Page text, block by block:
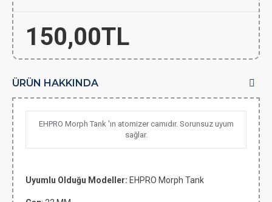
150,00TL
ÜRÜN HAKKINDA
EHPRO Morph Tank 'ın atomizer camıdır. Sorunsuz uyum
sağlar.
Uyumlu Olduğu Modeller: EHPRO Morph Tank